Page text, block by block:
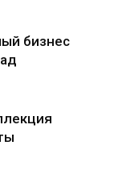
бизнес